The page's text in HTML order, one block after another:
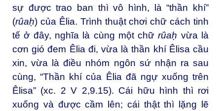
sự được trao ban thì vô hình, là “thần khí”
(rûaḥ) của Êlia. Trình thuật chơi chữ cách tinh
tế ở đây, nghĩa là cùng một chữrûaḥ vừa là
cơn gió đem Êlia đi, vừa là thần khí Êlisa cầu
xin, vừa là điều nhóm ngôn sứ nhận ra sau
cùng, “Thần khí của Êlia đã ngự xuống trên
Êlisa” (xc. 2 V 2,9.15). Cái hữu hình thì rơi
xuống và được cầm lên; cái thật thì lặng lẽ